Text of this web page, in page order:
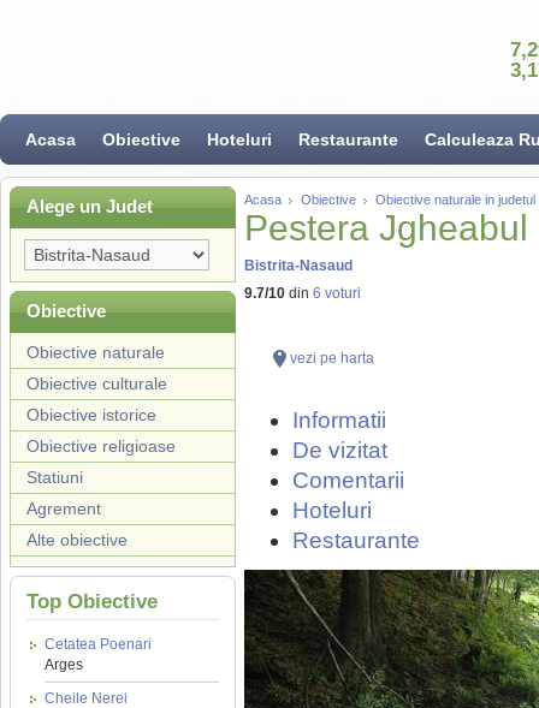
Acasa Obiective Hoteluri Restaurante Calculeaza
Alege un Judet
Obiective
Obiective naturale
Obiective culturale
Obiective istorice
Obiective religioase
Statiuni
Agrement
Alte obiective
Top Obiective
Cetatea Poenari
Arges
Cheile Nerei
Acasa Obiective Obiective naturale in
Pestera
Bistrita-Nasaud
9.7/10 din 6 voturi
vezi pe harta
Informatii
De vizitat
Comentarii
Hoteluri
Restaurante